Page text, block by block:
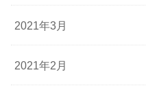
2021年3月
2021年2月